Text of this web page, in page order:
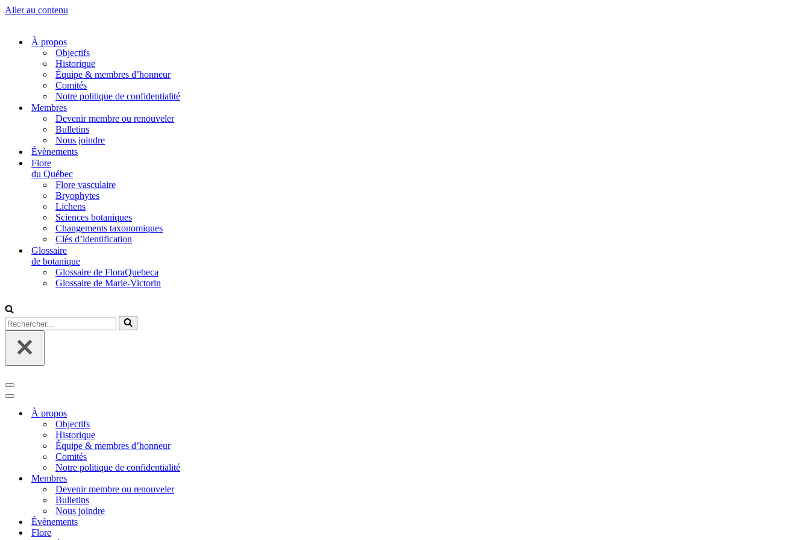
Aller au contenu
À propos
Objectifs
Historique
Équipe & membres d’honneur
Comités
Notre politique de confidentialité
Membres
Devenir membre ou renouveler
Bulletins
Nous joindre
Évènements
Flore
du Québec
Flore vasculaire
Bryophytes
Lichens
Sciences botaniques
Changements taxonomiques
Clés d’identification
Glossaire
de botanique
Glossaire de FloraQuebeca
Glossaire de Marie-Victorin
Rechercher...
Menu
de
navigation
Menu
navigationÀ propos
Objectifs
Historique
Équipe & membres d’honneur
Comités
Notre politique de confidentialité
Membres
Devenir membre ou renouveler
Bulletins
Nous joindre
Évènements
Flore